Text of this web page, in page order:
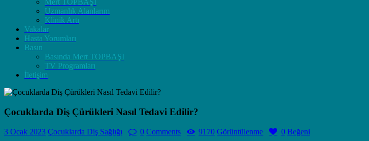
Mert TOPBAŞI
Uzmanlık Alanlarım
Klinik Artı
Vakalar
Hasta Yorumları
Basın
Basında Mert TOPBAŞI
TV Programları
İletişim
Çocuklarda Diş Çürükleri Nasıl Tedavi Edilir?
3 Ocak 2023 Çocuklarda Diş Sağlığı 0 Comments 9170 Görüntülenme 0 Beğeni